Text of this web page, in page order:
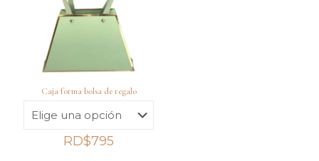
Caja forma bolsa de regalo
RD$795